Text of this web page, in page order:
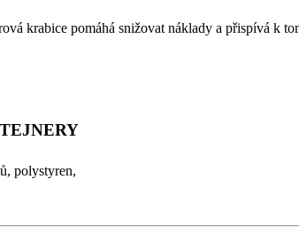
krabice pomáhá snižovat náklady a přispívá k
polystyren,